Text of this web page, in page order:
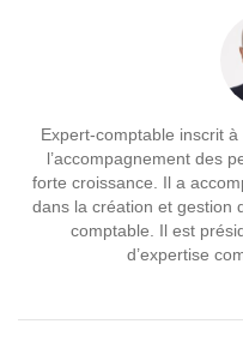
Expert-comptable inscrit
l’accompagnement des
forte croissance. Il a
dans la création et gestion
comptable. Il est
d’expertise